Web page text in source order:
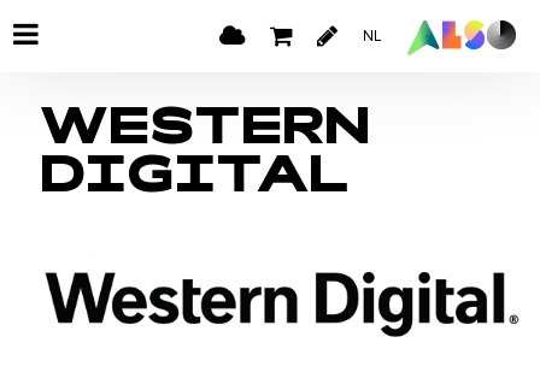
NL
WESTERN
DIGITAL